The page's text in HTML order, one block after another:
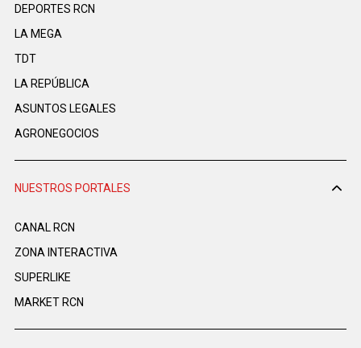
DEPORTES RCN
LA MEGA
TDT
LA REPÚBLICA
ASUNTOS LEGALES
AGRONEGOCIOS
NUESTROS PORTALES
CANAL RCN
ZONA INTERACTIVA
SUPERLIKE
MARKET RCN